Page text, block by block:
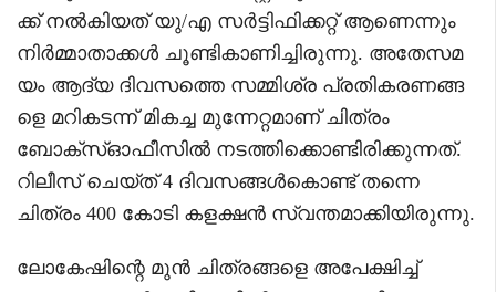
ക്ക് നൽകിയത് യു/എ സർട്ടിഫിക്കറ്റ് ആണെന്നും
നിർമ്മാതാക്കൾ ചൂണ്ടികാണിച്ചിരുന്നു. അതേസമ
യം ആദ്യ ദിവസത്തെ സമ്മിശ്ര പ്രതികരണങ്ങ
ളെ മറികടന്ന് മികച്ച മുന്നേറ്റമാണ് ചിത്രം
ബോക്‌സ്ഓഫീസിൽ നടത്തിക്കൊണ്ടിരിക്കുന്നത്.
റിലീസ് ചെയ്ത് 4 ദിവസങ്ങൾകൊണ്ട് തന്നെ
ചിത്രം 400 കോടി കളക്ഷൻ സ്വന്തമാക്കിയിരുന്നു.
ലോകേഷിന്റെ മുൻ ചിത്രങ്ങളെ അപേക്ഷിച്ച്